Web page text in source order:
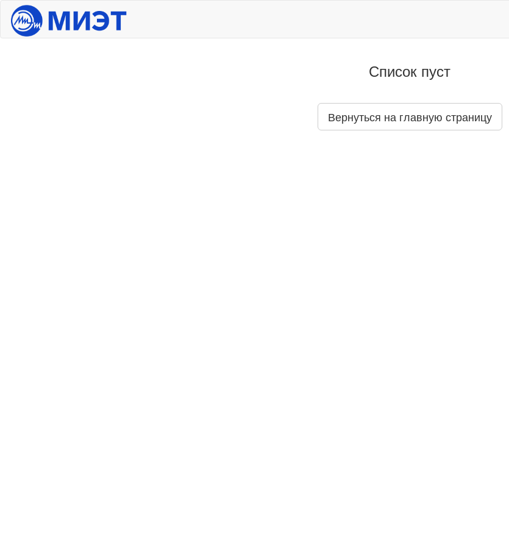
Список пуст
Вернуться на главную страницу